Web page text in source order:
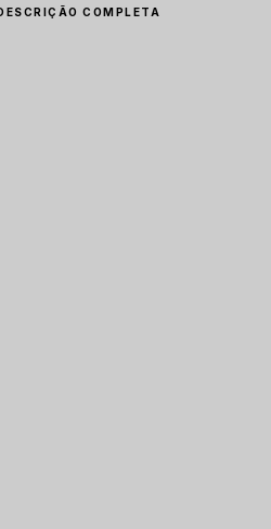
COMPLETA